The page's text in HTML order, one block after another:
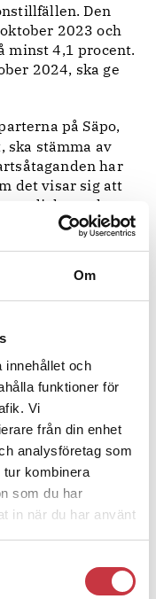
Om
innehållet och
funktioner för
Vi
från din enhet
analysföretag som
kombinera
som du har
in när du har använt
Den
2023 och
minst 4,1 procent.
2024, ska ge
på Säpo,
stämma av
har
det visar sig att
har
Säpo behöva
första
från 1 oktober
E-post